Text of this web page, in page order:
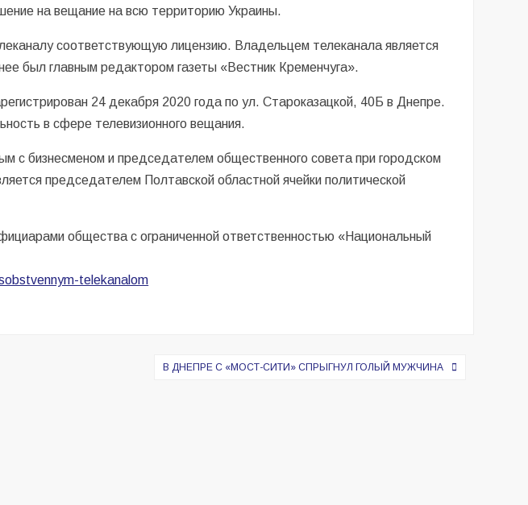
на вещание на всю территорию Украины.
соответствующую лицензию. Владельцем телеканала является
был главным редактором газеты «Вестник Кременчуга».
24 декабря 2020 года по ул. Староказацкой, 40Б в Днепре.
в сфере телевизионного вещания.
бизнесменом и председателем общественного совета при городском
председателем Полтавской областной ячейки политической
общества с ограниченной ответственностью «Национальный
telekanalom
В ДНЕПРЕ С «МОСТ-СИТИ» СПРЫГНУЛ ГОЛЫЙ МУЖЧИНА